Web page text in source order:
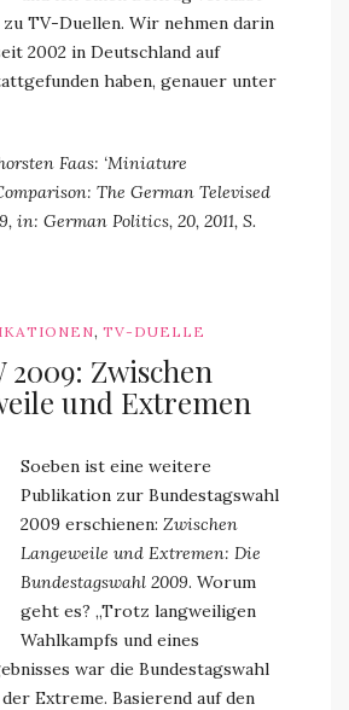
zu TV-Duellen. Wir nehmen darin
2002 in Deutschland auf
haben, genauer unter
Faas: ‘Miniature
The German Televised
in: German Politics, 20, 2011, S.
, TV-DUELLE
2009: Zwischen
und Extremen
Soeben ist eine weitere
Publikation zur Bundestagswahl
2009 erschienen: Zwischen
Langeweile und Extremen: Die
Bundestagswahl 2009. Worum
geht es? „Trotz langweiligen
Wahlkampfs und eines
war die Bundestagswahl
Extreme. Basierend auf den